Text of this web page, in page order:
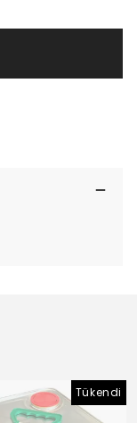
Tükendi